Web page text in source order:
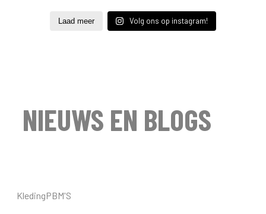
Laad meer Volg ons op instagram!
NIEUWS EN BLOGS
KledingPBM'S